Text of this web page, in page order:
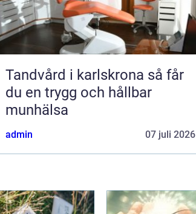
Tandvård i karlskrona så får
du en trygg och hållbar
munhälsa
admin 07 juli 2026